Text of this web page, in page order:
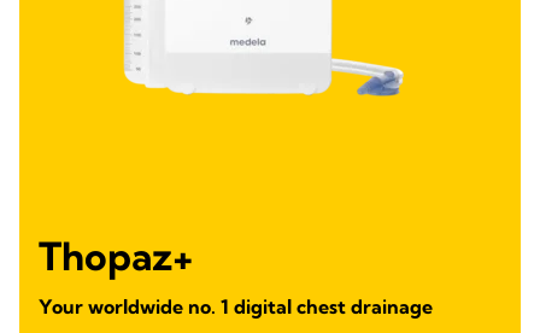
Thopaz+
Your worldwide no. 1 digital chest drainage